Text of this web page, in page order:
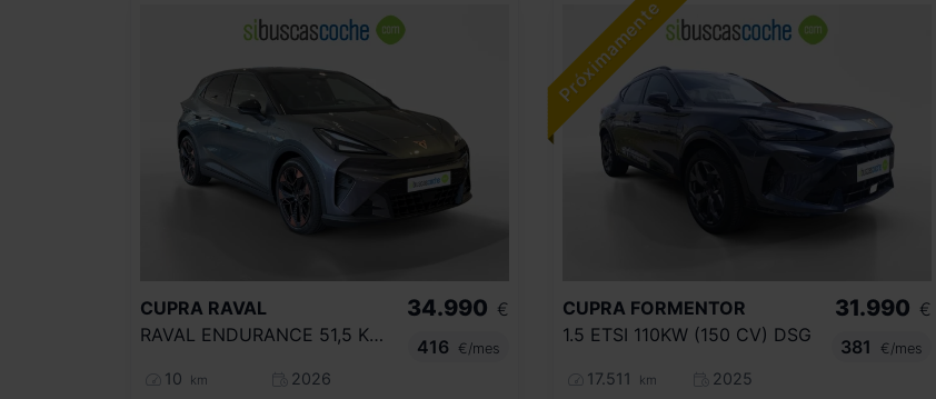
CUPRA RAVAL
RAVAL ENDURANCE 51,5 KWH / 155KW 155 KW (211 CV) 51,5 KWH DYNAMIC PLUS LAUNCH EDITION
10 km
2026
34.990 €
416
€/mes
CUPRA FORMENTOR
1.5 ETSI 110KW (150 CV) DSG
17.511 km
2025
31.990 €
381
€/mes